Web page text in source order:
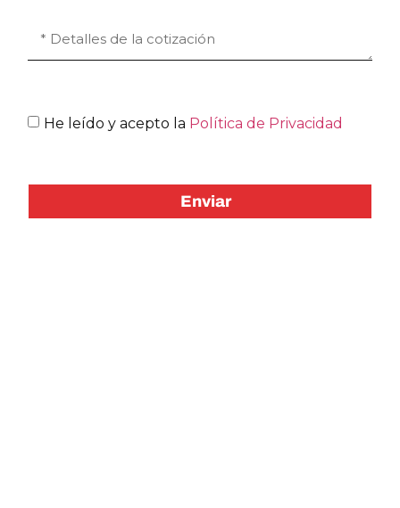
He leído y acepto la Política de Privacidad
Enviar